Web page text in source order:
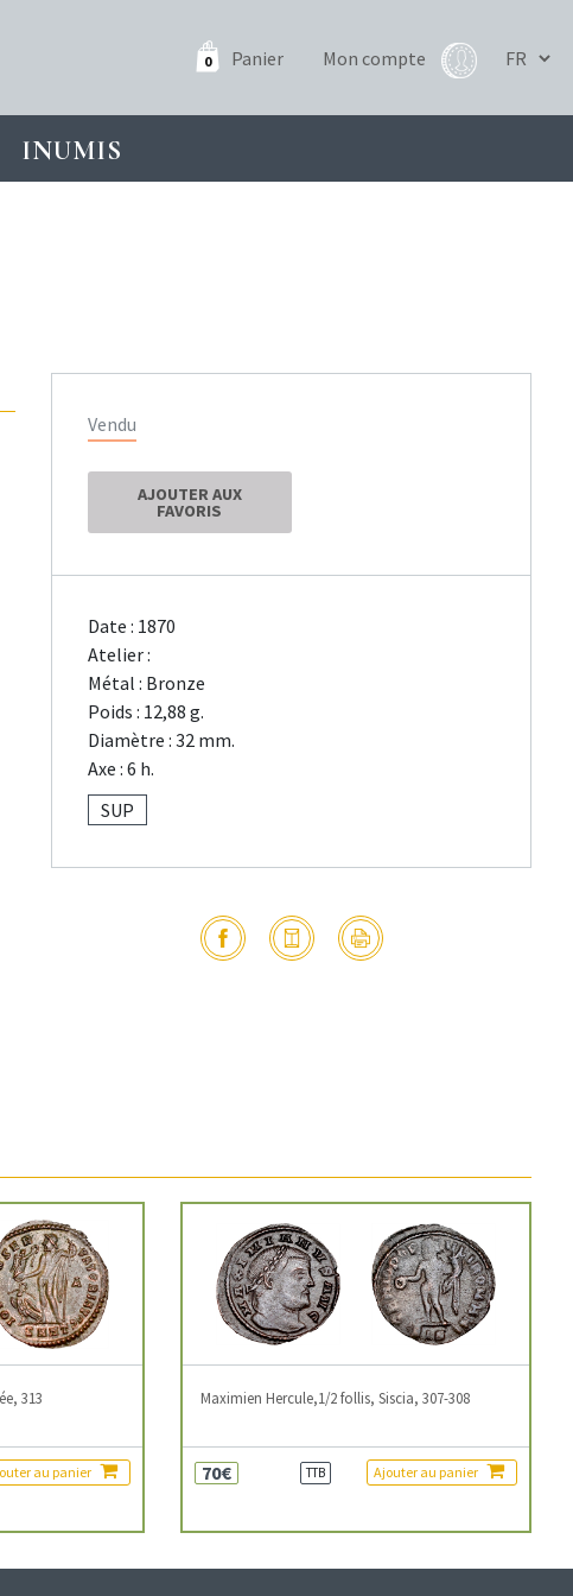
0 Panier Mon compte
INUMIS
Vendu
AJOUTER AUX
FAVORIS
Date : 1870
Atelier :
Métal : Bronze
Poids : 12,88 g.
Diamètre : 32 mm.
Axe : 6 h.
SUP
313
au panier
Maximien Hercule,1/2 follis, Siscia, 307-308
70€ TTB Ajouter au panier